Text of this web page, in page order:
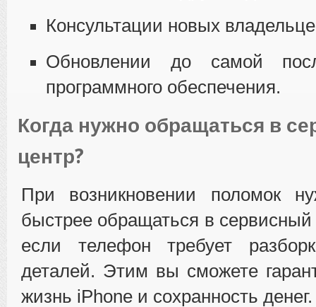
Консультации новых
Обновлении до самой
программного обеспечения.
Когда нужно обращаться в
центр?
При возникновении поломок
быстрее обращаться в сервисный
если телефон требует
деталей. Этим вы сможете
жизнь iPhone и сохранность денег.